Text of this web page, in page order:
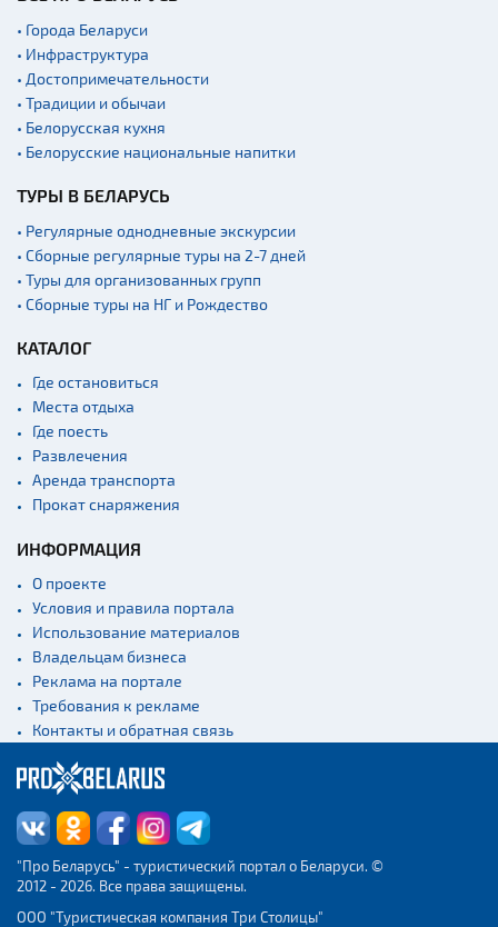
• Города Беларуси
• Инфраструктура
• Достопримечательности
• Традиции и обычаи
• Белорусская кухня
• Белорусские национальные напитки
ТУРЫ В БЕЛАРУСЬ
• Регулярные однодневные экскурсии
• Сборные регулярные туры на 2-7 дней
• Туры для организованных групп
• Сборные туры на НГ и Рождество
КАТАЛОГ
Где остановиться
Места отдыха
Где поесть
Развлечения
Аренда транспорта
Прокат снаряжения
ИНФОРМАЦИЯ
О проекте
Условия и правила портала
Использование материалов
Владельцам бизнеса
Реклама на портале
Требования к рекламе
Контакты и обратная связь
"Про Беларусь" - туристический портал о Беларуси. ©
2012 - 2026. Все права защищены.
ООО "Туристическая компания Три Столицы"